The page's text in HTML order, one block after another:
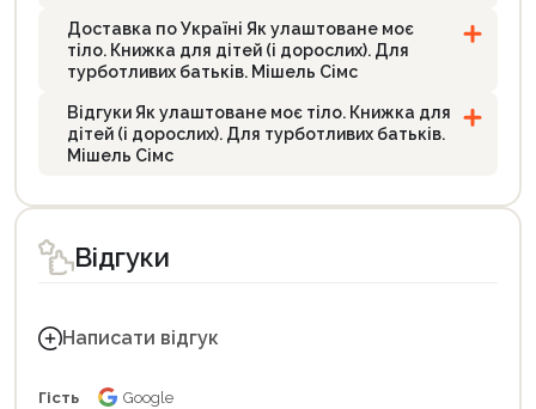
Доставка по Україні Як улаштоване моє
тіло. Книжка для дітей (і дорослих). Для
турботливих батьків. Мішель Сімс
Відгуки Як улаштоване моє тіло. Книжка для
дітей (і дорослих). Для турботливих батьків.
Мішель Сімс
Відгуки
Написати відгук
Гість Google